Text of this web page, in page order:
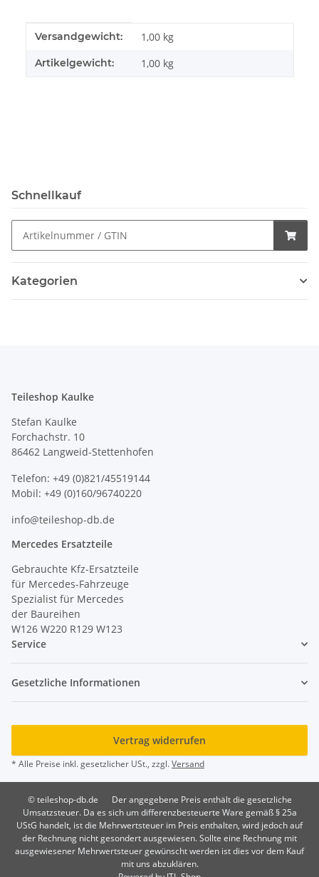
Produkteigenschaft
Wert
Versandgewicht: 1,00 kg
Artikelgewicht: 1,00 kg
Schnellkauf
Kategorien
Teileshop Kaulke
Stefan Kaulke
Forchachstr. 10
86462 Langweid-Stettenhofen
Telefon: +49 (0)821/45519144
Mobil: +49 (0)160/96740220
info@teileshop-db.de
Mercedes Ersatzteile
Gebrauchte Kfz-Ersatzteile
für Mercedes-Fahrzeuge
Spezialist für Mercedes
der Baureihen
W126 W220 R129 W123
Service
Gesetzliche Informationen
Vertrag widerrufen
* Alle Preise inkl. gesetzlicher USt., zzgl.Versand
© teileshop-db.de
Der angegebene Preis enthält die gesetzliche
Umsatzsteuer. Da es sich um differenzbesteuerte Ware gemäß § 25a
UStG handelt, ist die Mehrwertsteuer im Preis enthalten, wird jedoch auf
der Rechnung nicht gesondert ausgewiesen. Sollte eine Rechnung mit
ausgewiesener Mehrwertsteuer gewünscht werden ist dies vor dem Kauf
mit uns abzuklären.